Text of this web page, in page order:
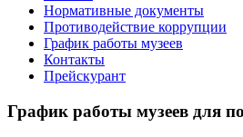
Нормативные документы
Противодействие коррупции
График работы музеев
Контакты
Прейскурант
График работы музеев для